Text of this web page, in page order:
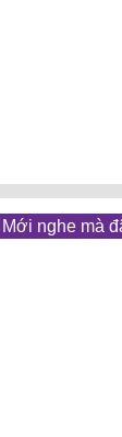
Mới nghe mà